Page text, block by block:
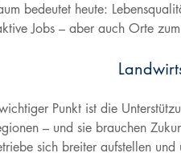
bedeutet heute:
Jobs – aber auch Orte
Punkt ist die
– und sie brauchen
sich breiter aufstellen